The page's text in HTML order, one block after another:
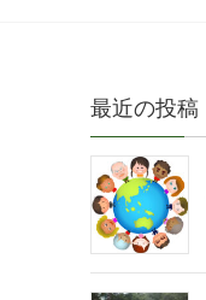
最近の投稿